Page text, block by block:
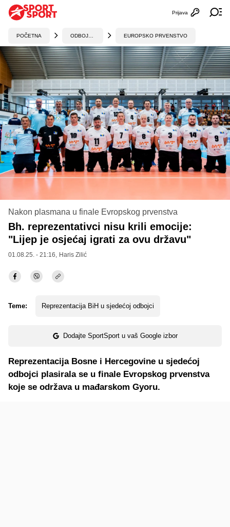
Otvori
Prijava
POČETNA EUROPSKO PRVENSTVO
Nakon plasmana u finale Evropskog prvenstva
Bh. reprezentativci nisu krili emocije:
"Lijep je osjećaj igrati za ovu državu"
01.08.25. - 21:16, Haris Zilić
Teme: Reprezentacija BiH u sjedećoj odbojci
Dodajte SportSport u vaš Google izbor
Reprezentacija Bosne i Hercegovine u sjedećoj
odbojci plasirala se u finale Evropskog prvenstva
koje se održava u mađarskom Gyoru.